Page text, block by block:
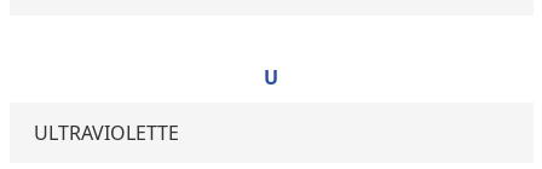
U
ULTRAVIOLETTE